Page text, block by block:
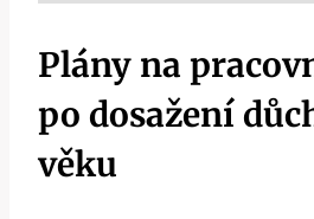
Plány na
po dosažení
věku